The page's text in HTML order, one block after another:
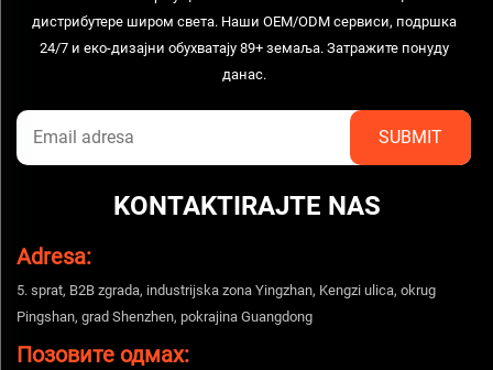
дистрибутере широм света. Наши OEM/ODM сервиси, подршка
24/7 и еко-дизајни обухватају 89+ земаља. Затражите понуду
данас.
KONTAKTIRAJTE NAS
Adresa:
5. sprat, B2B zgrada, industrijska zona Yingzhan, Kengzi ulica, okrug
Pingshan, grad Shenzhen, pokrajina Guangdong
Позовите одмах: